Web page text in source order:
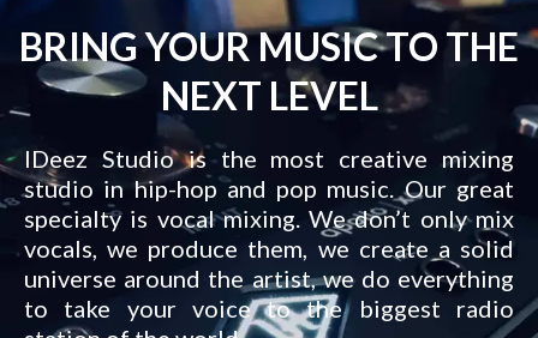
BRING YOUR MUSIC TO THE
NEXT LEVEL
IDeez Studio is the most creative mixing
studio in hip-hop and pop music. Our great
specialty is vocal mixing. We don’t only mix
vocals, we produce them, we create a solid
universe around the artist, we do everything
to take your voice to the biggest radio